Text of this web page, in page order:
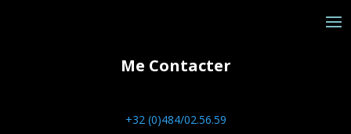
Me Contacter
+32 (0)484/02.56.59